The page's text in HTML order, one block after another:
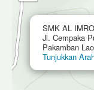
SMK AL
Jl. Cempaka
Pakamban
Tunjukkan